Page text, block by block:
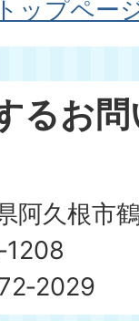
ップペー
るお
阿久根市